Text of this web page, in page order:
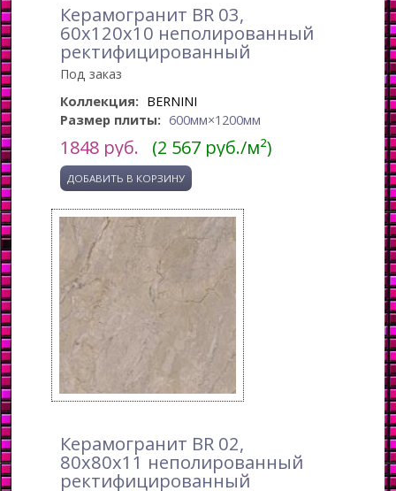
Керамогранит BR 03,
60x120x10 неполированный
ректифицированный
Под заказ
Коллекция: BERNINI
Размер плиты: 600мм×1200мм
1848 руб. (2 567 руб./м²)
Керамогранит BR 02,
80x80x11 неполированный
ректифицированный